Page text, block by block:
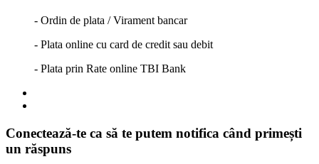
- Ordin de plata / Virament bancar
- Plata online cu card de credit sau debit
- Plata prin Rate online TBI Bank
Conectează-te ca să te putem notifica când primești
un răspuns